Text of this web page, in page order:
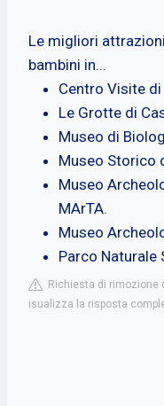
Le migliori
bambini in...
Centro Visite di
Le Grotte di
Museo di
Museo Storico
Museo
MArTA.
Museo
Parco Naturale
Richiesta di rimozione
isualizza la risposta